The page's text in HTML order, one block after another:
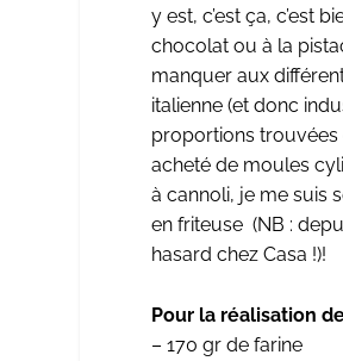
y est, c’est ça, c’est
chocolat ou à la
manquer aux
italienne (et donc
proportions trouvées
acheté de moules
à cannoli, je me suis
en friteuse (NB :
hasard chez Casa !)!
Pour la réalisation
– 170 gr de farine